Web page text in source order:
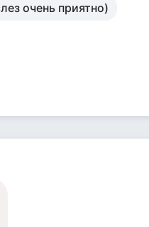
очень приятно)